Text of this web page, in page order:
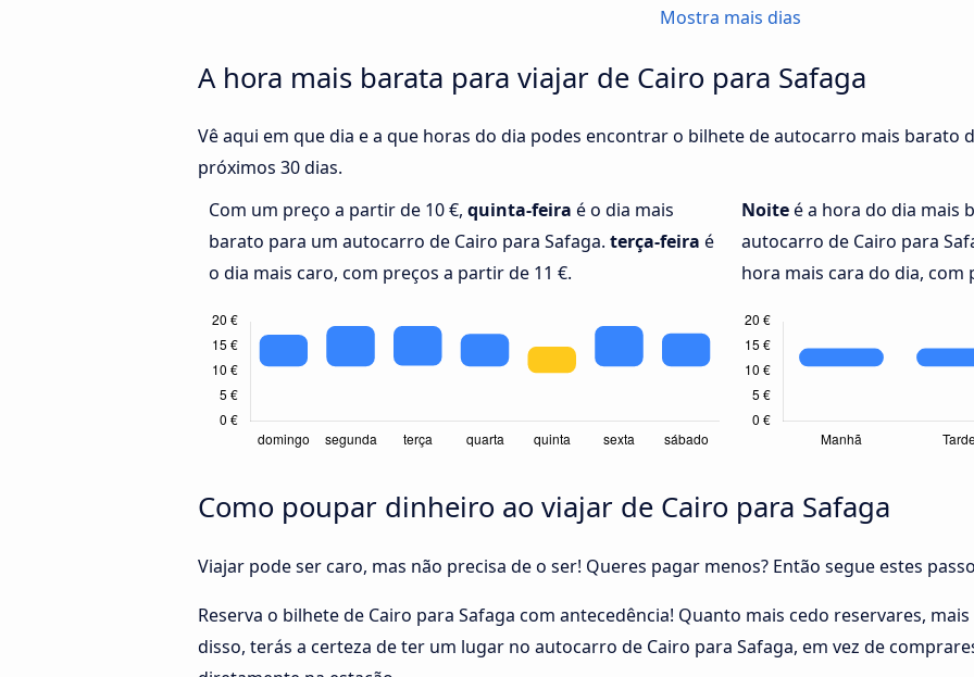
Mostra mais dias
A hora mais barata para viajar de Cairo para Safaga
Vê aqui em que dia e a que horas do dia podes encontrar o bilhete de autocarro mais barato
próximos 30 dias.
Com um preço a partir de 10 €, quinta-feira é o dia mais
barato para um autocarro de Cairo para Safaga. terça-feira é
o dia mais caro, com preços a partir de 11 €.
Noiteé a hora do dia mais
autocarro de Cairo para
hora mais cara do dia, com
Como poupar dinheiro ao viajar de Cairo para Safaga
Viajar pode ser caro, mas não precisa de o ser! Queres pagar menos? Então segue estes
Reserva o bilhete de Cairo para Safaga com antecedência! Quanto mais cedo reservares,
disso, terás a certeza de ter um lugar no autocarro de Cairo para Safaga, em vez de